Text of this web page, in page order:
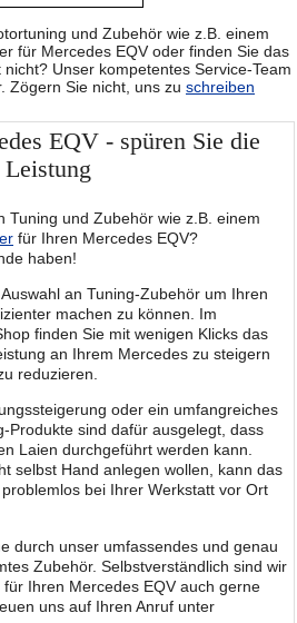
und Zubehör wie z.B. einem
für Mercedes EQV oder finden Sie das
Unser kompetentes Service-Team
Zögern Sie nicht, uns zu schreiben
EQV - spüren Sie die
Leistung
Tuning und Zubehör wie z.B. einem
für Ihren Mercedes EQV?
haben!
an Tuning-Zubehör um Ihren
machen zu können. Im
finden Sie mit wenigen Klicks das
an Ihrem Mercedes zu steigern
reduzieren.
oder ein umfangreiches
Produkte sind dafür ausgelegt, dass
Laien durchgeführt werden kann.
selbst Hand anlegen wollen, kann das
bei Ihrer Werkstatt vor Ort
durch unser umfassendes und genau
Zubehör. Selbstverständlich sind wir
Ihren Mercedes EQV auch gerne
uns auf Ihren Anruf unter